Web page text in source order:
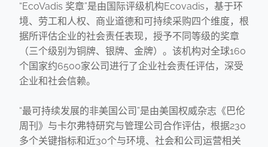
“EcoVadis 奖章”是由国际评级机构Ecovadis，基于环
境、劳工和人权、商业道德和可持续采购四个维度，根
据所评估企业的社会责任表现，授予不同等级的奖章
（三个级别为铜牌、银牌、金牌）。该机构对全球160
个国家约6500家公司进行了企业社会责任评估，深受
企业和社会信赖。
“最可持续发展的非美国公司”是由美国权威杂志《巴伦
周刊》与卡尔弗特研究与管理公司合作评估，根据230
多个关键指标和近30个与环境、社会和公司运营相关